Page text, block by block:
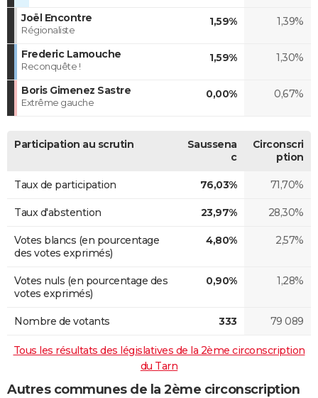
Joël Encontre
Régionaliste
1,59% 1,39%
Frederic Lamouche
Reconquête !
1,59% 1,30%
Boris Gimenez Sastre
Extrême gauche
0,00% 0,67%
Participation au scrutin
Saussena
c
Circonscri
ption
Taux de participation 76,03% 71,70%
Taux d'abstention 23,97% 28,30%
Votes blancs (en pourcentage
des votes exprimés)
4,80% 2,57%
Votes nuls (en pourcentage des
votes exprimés)
0,90% 1,28%
Nombre de votants 333 79 089
Tous les résultats des législatives de la 2ème circonscription
du Tarn
Autres communes de la 2ème circonscription